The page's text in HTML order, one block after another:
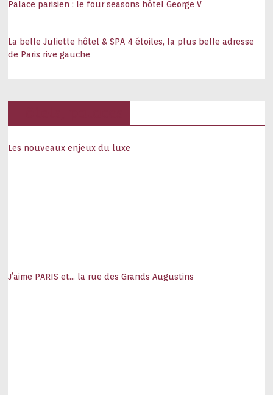
Palace parisien : le four seasons hôtel George V
La belle Juliette hôtel & SPA 4 étoiles, la plus belle adresse
de Paris rive gauche
Les nouveaux enjeux du luxe
J’aime PARIS et… la rue des Grands Augustins